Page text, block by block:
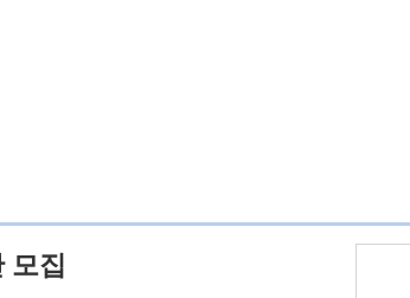
모집